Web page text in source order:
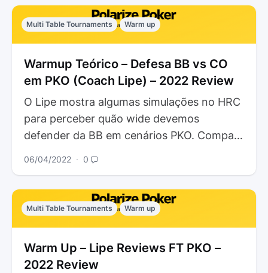
Multi Table Tournaments Warm up
Warmup Teórico – Defesa BB vs CO
em PKO (Coach Lipe) – 2022 Review
O Lipe mostra algumas simulações no HRC
para perceber quão wide devemos
defender da BB em cenários PKO. Compara
06/04/2022 ∙ 0
Multi Table Tournaments Warm up
Warm Up – Lipe Reviews FT PKO –
2022 Review